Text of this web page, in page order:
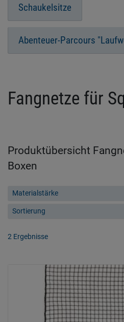
Schaukelsitze
Abenteuer-Parcours
Fangnetze für
Produktübersicht
Boxen
Materialstärke
Sortierung
2 Ergebnisse